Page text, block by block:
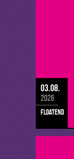
03.08.
2026
floatend